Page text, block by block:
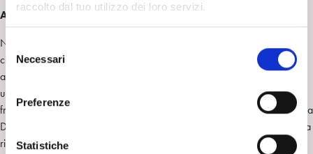
raccolto dal tuo utilizzo dei loro servizi.
S
l
z
i
o
Necessari
Preferenze
Statistiche
An Educationdi Lone Scherfig (Gran Bretagna 2009, 100′)
Nella periferia londinese degli anni Sessanta, Jenny passa le giornate
china sui libri, soffocata dalle aspettative dei genitori che la vorrebbero
ammessa a Oxford. Impaziente di diventare adulta, sogna però
un’eccitante vita da bohémienne a Parigi, che la sottragga a quel
frustrante anonimato. In una giornata piovosa come tante, entra in scena
David, un pretendente che ha quasi il doppio dei suoi anni e che tuttavia
riesce ad affascinare sia la ragazza che i suoi austeri genitori.